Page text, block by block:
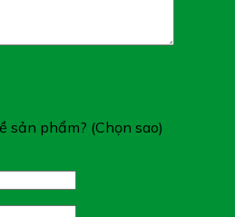
SIRO BỔ PHẾ
sản phẩm? (Chọn sao)